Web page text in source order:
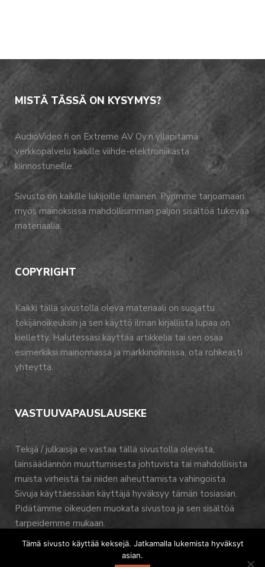
MISTÄ TÄSSÄ ON KYSYMYS?
AudioVideo.fi on Extreme AV Oy:n ylläpitämä
verkkopalvelu kaikille viihde-elektroniikasta
kiinnostuneille.
Sivusto on kaikille lukijoille ilmainen. Pyrimme tarjoamaan
myös mainoksissa mahdollisimman paljon sisältöä tukevaa
materiaalia.
COPYRIGHT
Kaikki tällä sivustolla oleva materiaali on suojattu
tekijänoikeuksin ja sen käyttö ilman kirjallista lupaa on
kielletty. Halutessasi käyttää artikkelia tai sen osaa
esimerkiksi mainonnassa ja markkinoinnissa, ota rohkeasti
yhteyttä.
VASTUUVAPAUSLAUSEKE
Tekijä / julkaisija ei vastaa tällä sivustolla olevista,
lainsäädännön muuttumisesta johtuvista tai mahdollisista
muista virheistä tai niiden aiheuttamista vahingoista.
Sivuja käyttäessään käyttäjä hyväksyy tämän tosiasian.
Pidätämme oikeuden muokata sivustoa ja sen sisältöä
tarpeidemme mukaan.
Tämä sivusto käyttää keksejä. Jatkamalla lukemista hyväksyt
asian.